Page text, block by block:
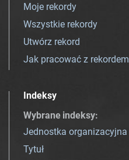
Moje rekordy
Wszystkie rekordy
Utwórz rekord
Jak pracować z rekordem
Indeksy
Wybrane indeksy:
Jednostka organizacyjna
Tytuł